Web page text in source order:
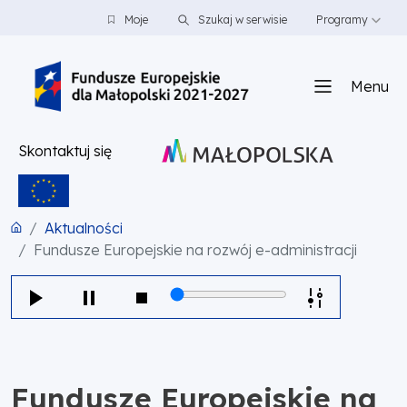
PRZEJDŹ DO TREŚCI
PRZEJDŹ DO MENUMoje Szukaj w serwisie Programy
Menu
Skontaktuj się
Aktualności
Fundusze Europejskie na rozwój e-administracji
Fundusze Europejskie na